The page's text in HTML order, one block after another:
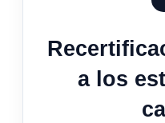
a los